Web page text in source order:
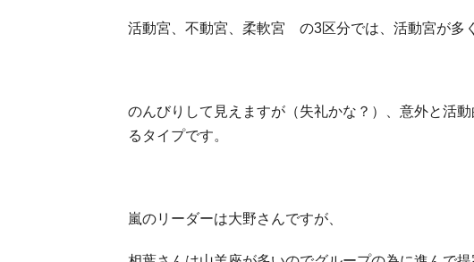
活動宮、不動宮、柔軟宮 の3区分では、活動宮が多
のんびりして見えますが（失礼かな？）、意外と活
るタイプです。
嵐のリーダーは大野さんですが、